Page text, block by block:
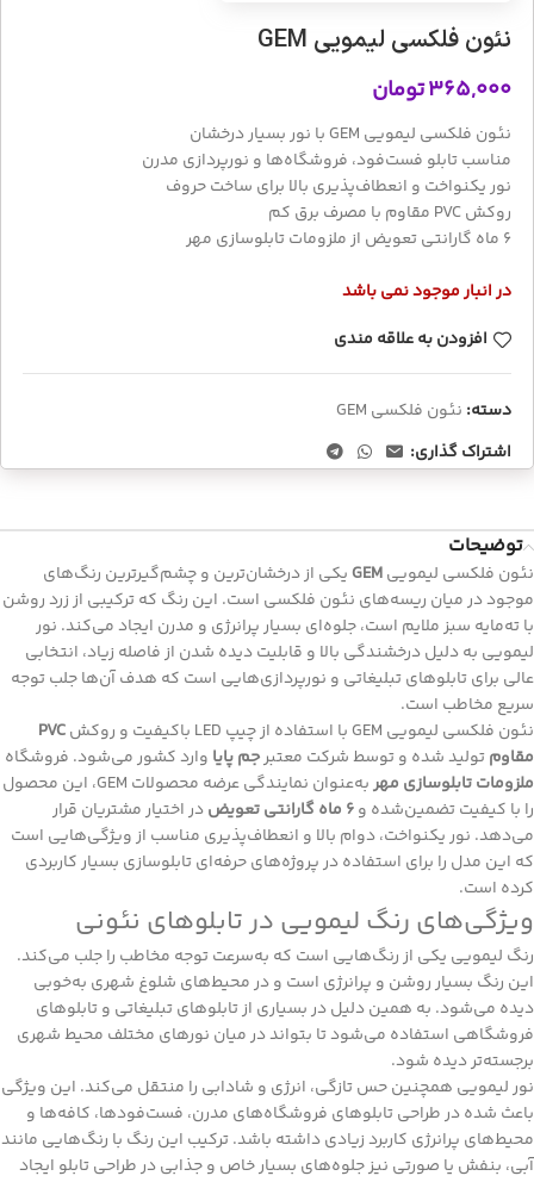
نئون فلکسی لیمویی GEM
۳۶۵,۰۰۰تومان
نئون فلکسی لیمویی GEM با نور بسیار درخشان
مناسب تابلو فست‌فود، فروشگاه‌ها و نورپردازی مدرن
نور یکنواخت و انعطاف‌پذیری بالا برای ساخت حروف
روکش PVC مقاوم با مصرف برق کم
۶ ماه گارانتی تعویض از ملزومات تابلوسازی مهر
در انبار موجود نمی باشد
افزودن به علاقه مندی
دسته: نئون فلکسی GEM
اشتراک گذاری:
توضیحات
نئون فلکسی لیموییGEMیکی از درخشان‌ترین و چشم‌گیرترین رنگ‌های
موجود در میان ریسه‌های نئون فلکسی است. این رنگ که ترکیبی از زرد روشن
با ته‌مایه سبز ملایم است، جلوه‌ای بسیار پرانرژی و مدرن ایجاد می‌کند. نور
لیمویی به دلیل درخشندگی بالا و قابلیت دیده شدن از فاصله زیاد، انتخابی
عالی برای تابلوهای تبلیغاتی و نورپردازی‌هایی است که هدف آن‌ها جلب توجه
سریع مخاطب است.
نئون فلکسی لیمویی GEM با استفاده از چیپ LED باکیفیت و روکش
PVC
مقاومتولید شده و توسط شرکت معتبرجم پایا وارد کشور می‌شود. فروشگاه
ملزومات تابلوسازی مهر
به‌عنوان نمایندگی عرضه محصولات GEM، این محصول
را با کیفیت تضمین‌شده و۶ ماه گارانتی تعویض
در اختیار مشتریان قرار
می‌دهد. نور یکنواخت، دوام بالا و انعطاف‌پذیری مناسب از ویژگی‌هایی است
که این مدل را برای استفاده در پروژه‌های حرفه‌ای تابلوسازی بسیار کاربردی
کرده است.
ویژگی‌های رنگ لیمویی در تابلوهای نئونی
رنگ لیمویی یکی از رنگ‌هایی است که به‌سرعت توجه مخاطب را جلب می‌کند.
این رنگ بسیار روشن و پرانرژی است و در محیط‌های شلوغ شهری به‌خوبی
دیده می‌شود. به همین دلیل در بسیاری از تابلوهای تبلیغاتی و تابلوهای
فروشگاهی استفاده می‌شود تا بتواند در میان نورهای مختلف محیط شهری
برجسته‌تر دیده شود.
نور لیمویی همچنین حس تازگی، انرژی و شادابی را منتقل می‌کند. این ویژگی
باعث شده در طراحی تابلوهای فروشگاه‌های مدرن، فست‌فودها، کافه‌ها و
محیط‌های پرانرژی کاربرد زیادی داشته باشد. ترکیب این رنگ با رنگ‌هایی مانند
آبی، بنفش یا صورتی نیز جلوه‌های بسیار خاص و جذابی در طراحی تابلو ایجاد